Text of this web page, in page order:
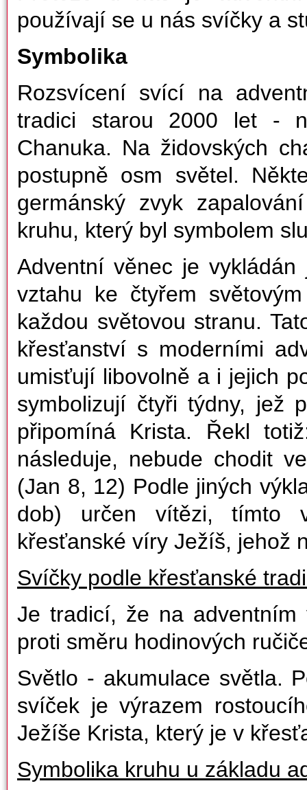
používají se u nás svíčky a
Symbolika
Rozsvícení svící na
tradici starou 2000 let -
Chanuka. Na židovských
postupně osm světel.
germánský zvyk
kruhu, který byl symbolem
Adventní věnec je
vztahu ke čtyřem
každou světovou stranu.
křesťanství s moderními
umisťují libovolně a i jejich
symbolizují čtyři týdny, jež
připomíná Krista. Řekl
následuje, nebude chodit
(Jan 8, 12) Podle jiných
dob) určen vítězi, tímto
křesťanské víry Ježíš, jehož
Svíčky podle křesťanské
Je tradicí, že na adventním
proti směru hodinových
Světlo - akumulace světla.
svíček je výrazem
Ježíše Krista, který je v
Symbolika kruhu u základu